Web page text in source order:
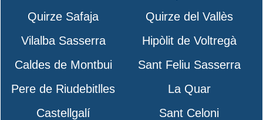
Quirze Safaja
Quirze del Vallès
Vilalba Sasserra
Hipòlit de Voltregà
Caldes de Montbui
Sant Feliu Sasserra
Pere de Riudebitlles
La Quar
Castellgalí
Sant Celoni